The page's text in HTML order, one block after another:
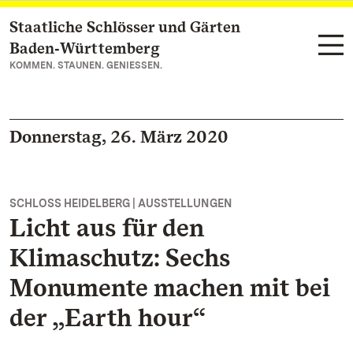
Zum Hauptinhalt springen
Staatliche Schlösser und Gärten
Baden‑Württemberg
KOMMEN. STAUNEN. GENIESSEN.
Donnerstag, 26. März 2020
SCHLOSS HEIDELBERG | AUSSTELLUNGEN
Licht aus für den
Klimaschutz: Sechs
Monumente machen mit bei
der „Earth hour“